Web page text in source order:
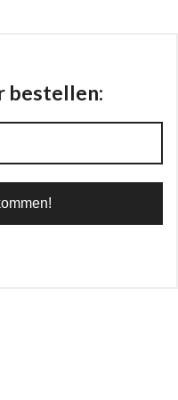
bestellen: